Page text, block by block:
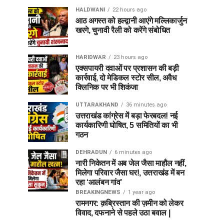
HALDWANI 22 hours ago
आठ अगस्त को हल्द्वानी आएंगे मल्लिकार्जुन
खरगे, चुनावी रैली को करेंगे संबोधित
HARIDWAR 23 hours ago
एक्सपायरी दवाओं पर प्रशासन की बड़ी
कार्रवाई, दो मेडिकल स्टोर सील, अवैध
क्लिनिक पर भी शिकंजा
UTTARAKHAND 36 minutes ago
उत्तराखंड कांग्रेस में बड़ा फेरबदल! नई
कार्यकारिणी घोषित, 5 समितियों का भी
गठन
DEHRADUN 6 minutes ago
नारी निकेतन में अब जेल जैसा माहौल नहीं,
मिलेगा परिवार जैसा घर!, उत्तराखंड में बन
रहा ‘आलंबन गांव’
BREAKINGNEWS 1 year ago
रामनगर: क़ब्रिस्तान की ज़मीन को लेकर
विवाद, दफनाने से पहले उठा बवाल |